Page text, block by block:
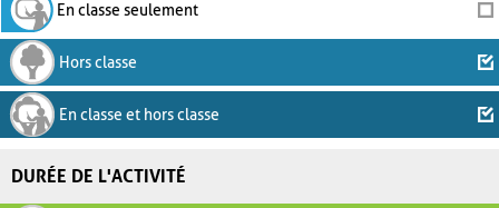
En classe seulement
Hors classe
En classe et hors classe
DURÉE DE L'ACTIVITÉ